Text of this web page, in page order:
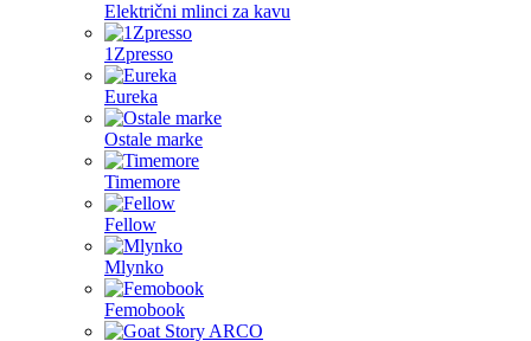
Električni mlinci za kavu
1Zpresso
Eureka
Ostale marke
Timemore
Fellow
Mlynko
Femobook